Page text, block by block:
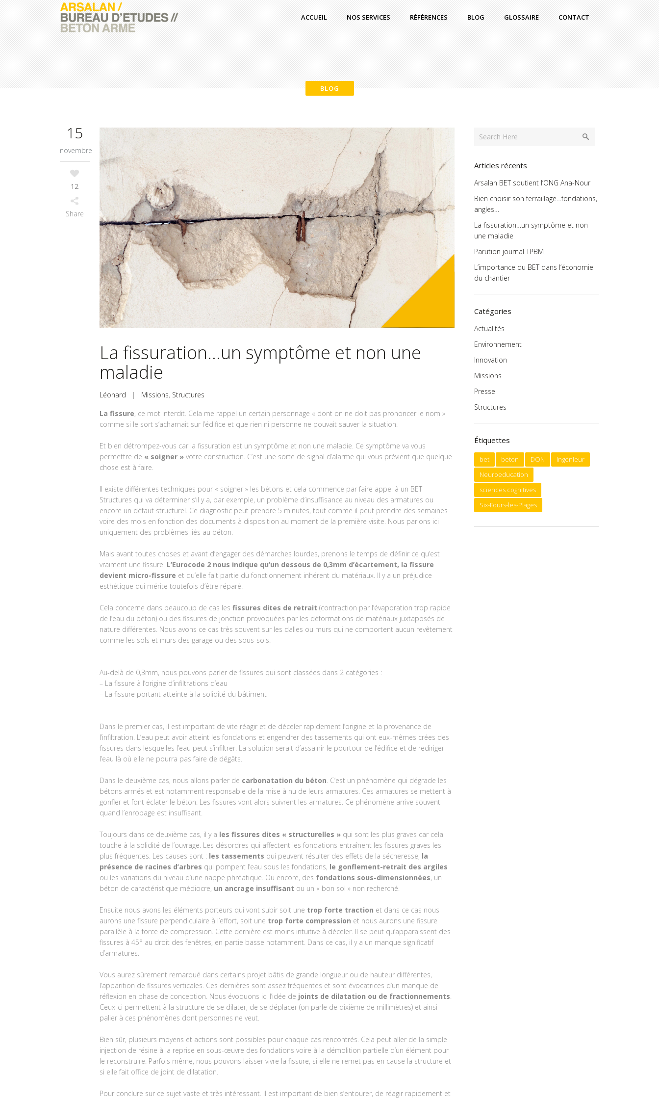
ACCUEIL NOS SERVICES RÉFÉRENCES BLOG GLOSSAIRE CONTACT
BLOG
15
novembre
12
Share
La fissuration…un symptôme et non une
maladie
Léonard | Missions, Structures
La fissure, ce mot interdit. Cela me rappel un certain personnage « dont on ne doit pas prononcer le nom »
comme si le sort s’acharnait sur l’édifice et que rien ni personne ne pouvait sauver la situation.
Et bien détrompez-vous car la fissuration est un symptôme et non une maladie. Ce symptôme va vous
permettre de « soigner »votre construction. C’est une sorte de signal d’alarme qui vous prévient que quelque
chose est à faire.
Il existe différentes techniques pour « soigner » les bétons et cela commence par faire appel à un BET
Structures qui va déterminer s’il y a, par exemple, un problème d’insuffisance au niveau des armatures ou
encore un défaut structurel. Ce diagnostic peut prendre 5 minutes, tout comme il peut prendre des semaines
voire des mois en fonction des documents à disposition au moment de la première visite. Nous parlons ici
uniquement des problèmes liés au béton.
Mais avant toutes choses et avant d’engager des démarches lourdes, prenons le temps de définir ce qu’est
vraiment une fissure. L’Eurocode 2 nous indique qu’un dessous de 0,3mm d’écartement, la fissure
devient micro-fissure et qu’elle fait partie du fonctionnement inhérent du matériaux. Il y a un préjudice
esthétique qui mérite toutefois d’être réparé.
Cela concerne dans beaucoup de cas les fissures dites de retrait (contraction par l’évaporation trop rapide
de l’eau du béton) ou des fissures de jonction provoquées par les déformations de matériaux juxtaposés de
nature différentes. Nous avons ce cas très souvent sur les dalles ou murs qui ne comportent aucun revêtement
comme les sols et murs des garage ou des sous-sols.
Au-delà de 0,3mm, nous pouvons parler de fissures qui sont classées dans 2 catégories :
– La fissure à l’origine d’infiltrations d’eau
– La fissure portant atteinte à la solidité du bâtiment
Dans le premier cas, il est important de vite réagir et de déceler rapidement l’origine et la provenance de
l’infiltration. L’eau peut avoir atteint les fondations et engendrer des tassements qui ont eux-mêmes crées des
fissures dans lesquelles l’eau peut s’infiltrer. La solution serait d’assainir le pourtour de l’édifice et de rediriger
l’eau là où elle ne pourra pas faire de dégâts.
Dans le deuxième cas, nous allons parler de carbonatation du béton . C’est un phénomène qui dégrade les
bétons armés et est notamment responsable de la mise à nu de leurs armatures. Ces armatures se mettent à
gonfler et font éclater le béton. Les fissures vont alors suivrent les armatures. Ce phénomène arrive souvent
quand l’enrobage est insuffisant.
Toujours dans ce deuxième cas, il y a les fissures dites « structurelles »qui sont les plus graves car cela
touche à la solidité de l’ouvrage. Les désordres qui affectent les fondations entraînent les fissures graves les
plus fréquentes. Les causes sont : les tassements qui peuvent résulter des effets de la sécheresse, la
présence de racines d’arbres qui pompent l’eau sous les fondations, le gonflement-retrait des argiles
ou les variations du niveau d’une nappe phréatique. Ou encore, des fondations sous-dimensionnées, un
béton de caractéristique médiocre, un ancrage insuffisant ou un « bon sol » non recherché.
Ensuite nous avons les éléments porteurs qui vont subir soit une trop forte traction et dans ce cas nous
aurons une fissure perpendiculaire à l’effort, soit une trop forte compression et nous aurons une fissure
parallèle à la force de compression. Cette dernière est moins intuitive à déceler. Il se peut qu’apparaissent des
fissures à 45° au droit des fenêtres, en partie basse notamment. Dans ce cas, il y a un manque significatif
d’armatures.
Vous aurez sûrement remarqué dans certains projet bâtis de grande longueur ou de hauteur différentes,
l’apparition de fissures verticales. Ces dernières sont assez fréquentes et sont évocatrices d’un manque de
réflexion en phase de conception. Nous évoquons ici l’idée de joints de dilatation ou de fractionnements
Ceux-ci permettent à la structure de se dilater, de se déplacer (on parle de dixième de millimètres) et ainsi
palier à ces phénomènes dont personnes ne veut.
Bien sûr, plusieurs moyens et actions sont possibles pour chaque cas rencontrés. Cela peut aller de la simple
injection de résine à la reprise en sous-œuvre des fondations voire à la démolition partielle d’un élément pour
le reconstruire. Parfois même, nous pouvons laisser vivre la fissure, si elle ne remet pas en cause la structure et
si elle fait office de joint de dilatation.
Pour conclure sur ce sujet vaste et très intéressant. Il est important de bien s’entourer, de réagir rapidement et
Articles récents
Arsalan BET soutient l’ONG Ana-Nour
Bien choisir son ferraillage…fondations,
angles…
La fissuration…un symptôme et non
une maladie
Parution journal TPBM
L’importance du BET dans l’économie
du chantier
Catégories
Actualités
Environnement
Innovation
Missions
Presse
Structures
Étiquettes
bet beton DON
Ingénieur
Neuroeducation
sciences cognitives
Six-Fours-les-Plages